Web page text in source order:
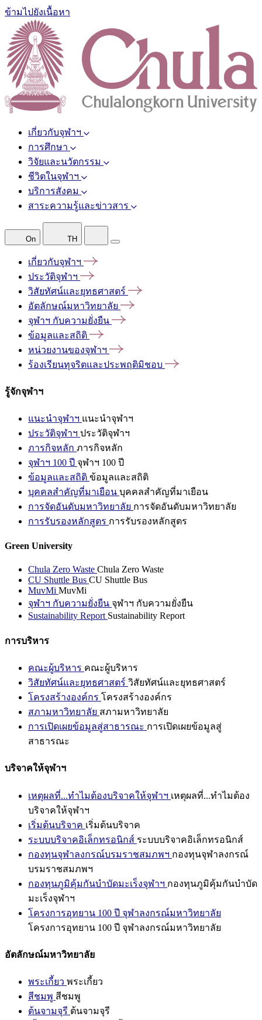
ข้ามไปยังเนื้อหา
เกี่ยวกับจุฬาฯ
การศึกษา
วิจัยและนวัตกรรม
ชีวิตในจุฬาฯ
บริการสังคม
สาระความรู้และข่าวสาร
On TH
เกี่ยวกับจุฬาฯ
ประวัติจุฬาฯ
วิสัยทัศน์และยุทธศาสตร์
อัตลักษณ์มหาวิทยาลัย
จุฬาฯ กับความยั่งยืน
ข้อมูลและสถิติ
หน่วยงานของจุฬาฯ
ร้องเรียนทุจริตและประพฤติมิชอบ
รู้จักจุฬาฯ
แนะนำจุฬาฯ แนะนำจุฬาฯ
ประวัติจุฬาฯ ประวัติจุฬาฯ
ภารกิจหลัก ภารกิจหลัก
จุฬาฯ 100 ปี จุฬาฯ 100 ปี
ข้อมูลและสถิติ ข้อมูลและสถิติ
บุคคลสำคัญที่มาเยือน บุคคลสำคัญที่มาเยือน
การจัดอันดับมหาวิทยาลัย การจัดอันดับมหาวิทยาลัย
การรับรองหลักสูตร การรับรองหลักสูตร
Green University
Chula Zero Waste Chula Zero Waste
CU Shuttle Bus CU Shuttle Bus
MuvMi MuvMi
จุฬาฯ กับความยั่งยืน จุฬาฯ กับความยั่งยืน
Sustainability Report Sustainability Report
การบริหาร
คณะผู้บริหาร คณะผู้บริหาร
วิสัยทัศน์และยุทธศาสตร์ วิสัยทัศน์และยุทธศาสตร์
โครงสร้างองค์กร โครงสร้างองค์กร
สภามหาวิทยาลัย สภามหาวิทยาลัย
การเปิดเผยข้อมูลสู่สาธารณะ การเปิดเผยข้อมูลสู่
สาธารณะ
บริจาคให้จุฬาฯ
เหตุผลที่...ทำไมต้องบริจาคให้จุฬาฯ เหตุผลที่...ทำไมต้อง
บริจาคให้จุฬาฯ
เริ่มต้นบริจาค เริ่มต้นบริจาค
ระบบบริจาคอิเล็กทรอนิกส์ ระบบบริจาคอิเล็กทรอนิกส์
กองทุนจุฬาลงกรณ์บรมราชสมภพฯ กองทุนจุฬาลงกรณ์
บรมราชสมภพฯ
กองทุนภูมิคุ้มกันบำบัดมะเร็งจุฬาฯ กองทุนภูมิคุ้มกันบำบัด
มะเร็งจุฬาฯ
โครงการอุทยาน 100 ปี จุฬาลงกรณ์มหาวิทยาลัย
โครงการอุทยาน 100 ปี จุฬาลงกรณ์มหาวิทยาลัย
อัตลักษณ์มหาวิทยาลัย
พระเกี้ยว พระเกี้ยว
สีชมพู สีชมพู
ต้นจามจุรี ต้นจามจุรี